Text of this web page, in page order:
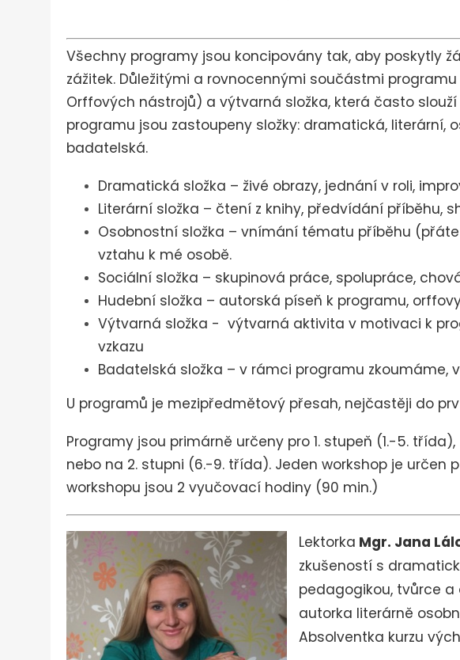
v
l
á
d
a
c
í
k
y
v
ý
s
Všechny programy jsou koncipovány tak, aby poskytly
zážitek. Důležitými a rovnocennými součástmi
Orffových nástrojů) a výtvarná složka, která často
programu jsou zastoupeny složky: dramatická, literární,
badatelská.
Dramatická složka – živé obrazy, jednání v roli,
Literární složka – čtení z knihy, předvídání příběhu,
Osobnostní složka – vnímání tématu příběhu
vztahu k mé osobě.
Sociální složka – skupinová práce, spolupráce,
Hudební složka – autorská píseň k programu,
Výtvarná složka - výtvarná aktivita v motivaci k
vzkazu
Badatelská složka – v rámci programu zkoumáme,
U programů je mezipředmětový přesah, nejčastěji do
Programy jsou primárně určeny pro 1. stupeň (1.-5.
nebo na 2. stupni (6.-9. třída). Jeden workshop je určen
workshopu jsou 2 vyučovací hodiny (90 min.)
Lektorka Mgr. Jana
zkušeností s
pedagogikou, tvůrce
autorka literárně
Absolventka kurzu